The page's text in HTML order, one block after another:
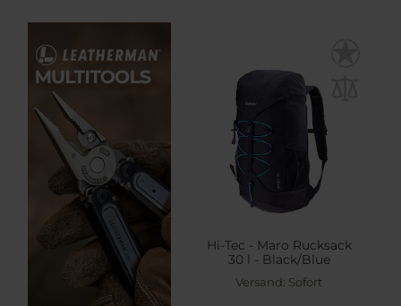
Hi-Tec - Maro Rucksack
30 l - Black/Blue
Versand: Sofort